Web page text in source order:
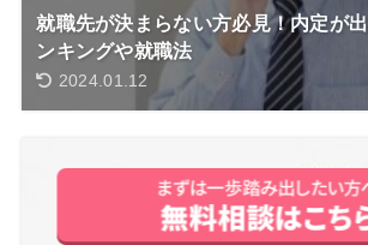
就職先が決まらない方必見！内定が
ンキングや就職法
2024.01.12